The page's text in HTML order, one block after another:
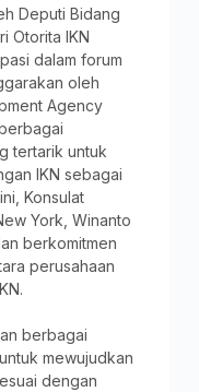
Deputi Bidang
Otorita IKN
dalam forum
oleh
Agency
tertarik untuk
IKN sebagai
Konsulat
York, Winanto
berkomitmen
perusahaan
berbagai
mewujudkan
dengan